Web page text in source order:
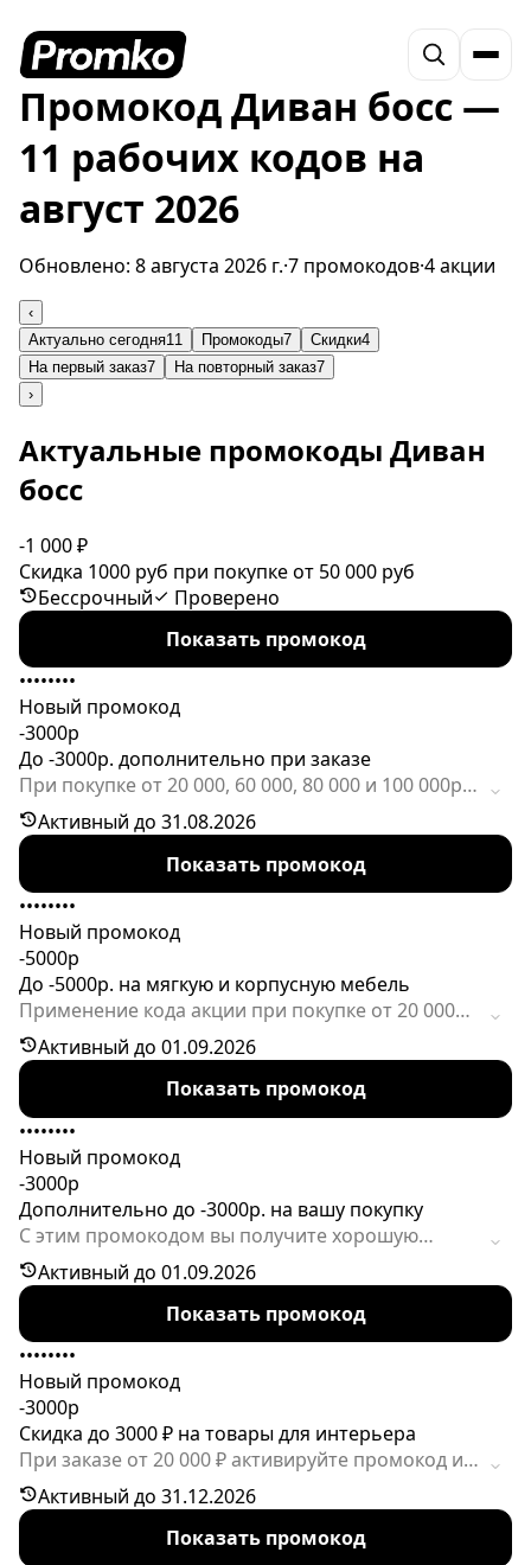
Промокод Диван босс —
11 рабочих кодов на
август 2026
Обновлено: 8 августа 2026 г.·7 промокодов·4 акции
‹
Актуально сегодня11 Промокоды7 Скидки4
На первый заказ7 На повторный заказ7
›
Актуальные промокоды Диван
босс
-1 000 ₽
Скидка 1000 руб при покупке от 50 000 руб
Бессрочный
Проверено
Показать промокод
••••••••
Новый промокод
-3000р
До -3000р. дополнительно при заказе
При покупке от 20 000, 60 000, 80 000 и 100 000р.
вы получите скидку 500, 1000, 2000 или 3000р.,
соответственно. В заказе должно быть не менее
2 единиц товаров. Данная скидка суммируется с
дисконтом по программе лояльности.
Активный до 31.08.2026
Показать промокод
••••••••
Новый промокод
-5000р
До -5000р. на мягкую и корпусную мебель
Применение кода акции при покупке от 20 000р.
позволит получить небольшую, но приятную
выгоду, которая не будет лишней для бюджета!
Акция ограничена по срокам действия и
работает только при наличии в заказе не менее
двух товарных позиций.
Активный до 01.09.2026
Показать промокод
••••••••
Новый промокод
-3000р
Дополнительно до -3000р. на вашу покупку
С этим промокодом вы получите хорошую
выгоду при покупке диванов, кроватей, шкафов
и другой мебели из каталога общей стоимостью
более 20 000р. Код имеет ограниченное
количество активаций.
Активный до 01.09.2026
Показать промокод
••••••••
Новый промокод
-3000р
Скидка до 3000 ₽ на товары для интерьера
При заказе от 20 000 ₽ активируйте промокод и
получите скидку. Срок действия промокода
может быть ограничен.
Активный до 31.12.2026
Показать промокод